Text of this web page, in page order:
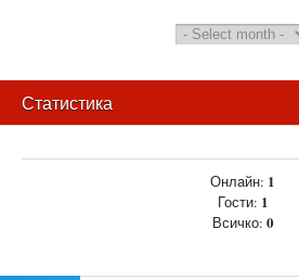
Статистика
Онлайн: 1
Гости: 1
Всичко: 0